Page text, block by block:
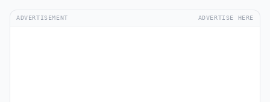
ADVERTISEMENT ADVERTISE HERE